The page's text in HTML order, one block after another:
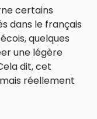
certains
dans le français
quelques
une légère
dit, cet
réellement